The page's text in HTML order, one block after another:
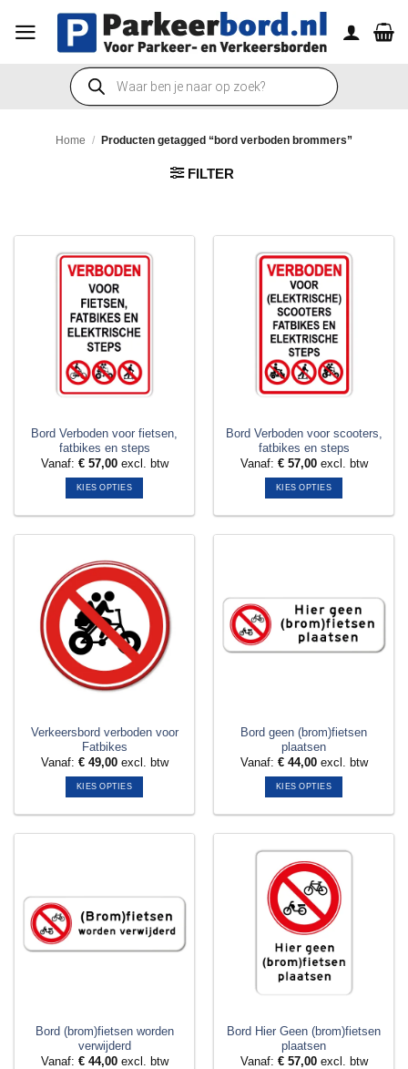
naar
Producten
zoeken
Home / Producten getagged “bord verboden brommers”
FILTER
Bord Verboden voor fietsen,
fatbikes en steps
Vanaf: €57,00excl. btw
KIES OPTIES
meerdere
variaties.
Deze
optie
kan
gekozen
worden
op
productpagina
Bord Verboden voor scooters,
fatbikes en steps
Vanaf: €57,00excl. btw
KIES OPTIES
Deze
optie
kan
gekozen
productpagina
Verkeersbord verboden voor
Fatbikes
Vanaf: €49,00excl. btw
KIES OPTIES
Deze
optie
kan
gekozen
productpagina
Bord geen (brom)fietsen
plaatsen
Vanaf: €44,00excl. btw
KIES OPTIES
meerdere
variaties.
Deze
optie
kan
gekozen
worden
productpagina
Bord (brom)fietsen worden
verwijderd
Vanaf: €44,00excl. btw
Bord Hier Geen (brom)fietsen
plaatsen
Vanaf: €57,00excl. btw